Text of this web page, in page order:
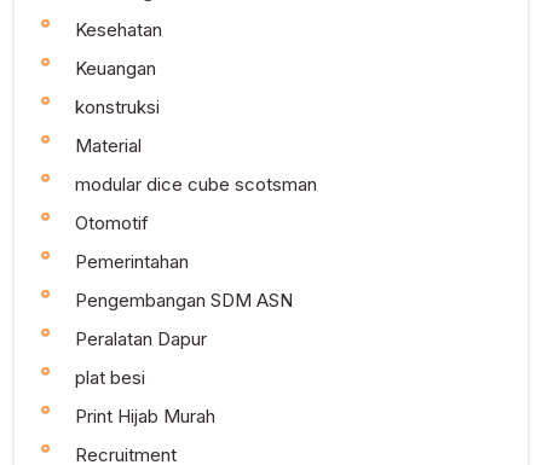
Kesehatan
Keuangan
konstruksi
Material
modular dice cube scotsman
Otomotif
Pemerintahan
Pengembangan SDM ASN
Peralatan Dapur
plat besi
Print Hijab Murah
Recruitment